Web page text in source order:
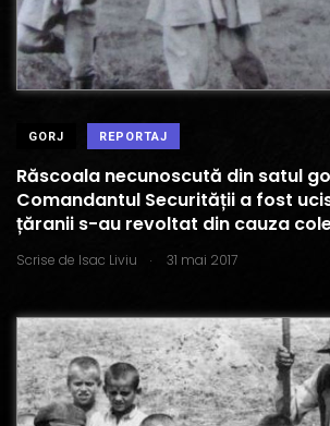
GORJ REPORTAJ
Răscoala necunoscută din satul
Comandantul Securității a fost
țăranii s-au revoltat din cauza
Scrise de Isac Liviu . 31 mai 2017